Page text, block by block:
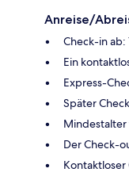
Anreise/
Check-in
Ein
Express-
Später
Mindestalter
Der Check-